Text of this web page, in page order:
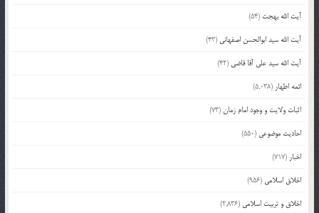
آیت الله بهجت (54)
آیت الله سید ابوالحسن اصفهانی (43)
آیت الله سید علی آقا قاضی (42)
ائمه اطهار (5,038)
اثبات ولایت و وجود امام زمان(73)
احادیث موضوعی (550)
اخبار (717)
اخلاق اسلامی (956)
اخلاق و تربیت اسلامی (2,836)